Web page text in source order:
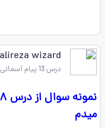
alireza wizard
درس 13 پیام آسمانی هفتم
میدم